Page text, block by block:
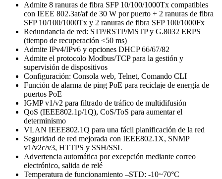
Admite 8 ranuras de fibra SFP 10/100/1000Tx compatibles
con IEEE 802.3at/af de 30 W por puerto + 2 ranuras de fibra
SFP 10/100/1000Tx y 2 ranuras de fibra SFP 100/1000Fx
Redundancia de red: STP/RSTP/MSTP y G.8032 ERPS
(tiempo de recuperación <50 ms)
Admite IPv4/IPv6 y opciones DHCP 66/67/82
Admite el protocolo Modbus/TCP para la gestión y
supervisión de dispositivos
Configuración: Consola web, Telnet, Comando CLI
Función de alarma de ping PoE para reciclaje de energía de
puertos PoE
IGMP v1/v2 para filtrado de tráfico de multidifusión
QoS (IEEE802.1p/1Q), CoS/ToS para aumentar el
determinismo
VLAN IEEE802.1Q para una fácil planificación de la red
Seguridad de red mejorada con IEEE802.1X, SNMP
v1/v2c/v3, HTTPS y SSH/SSL
Advertencia automática por excepción mediante correo
electrónico, salida de relé
Temperatura de funcionamiento –STD: -10~70°C